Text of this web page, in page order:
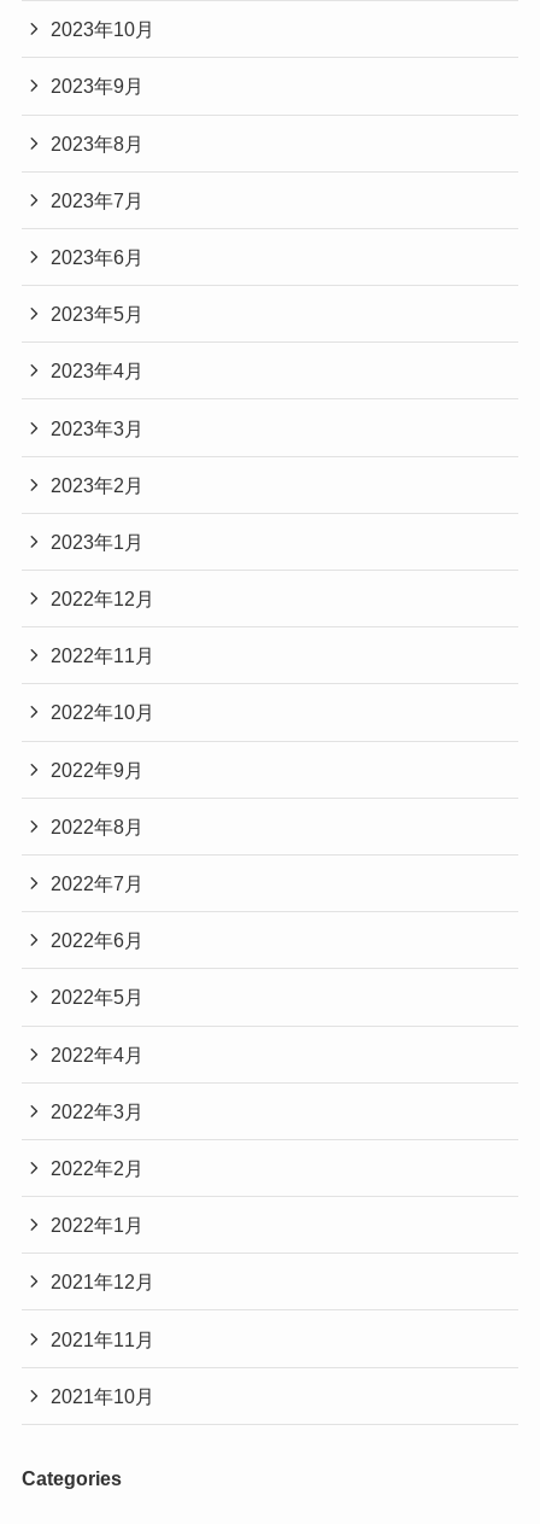
2023年10月
2023年9月
2023年8月
2023年7月
2023年6月
2023年5月
2023年4月
2023年3月
2023年2月
2023年1月
2022年12月
2022年11月
2022年10月
2022年9月
2022年8月
2022年7月
2022年6月
2022年5月
2022年4月
2022年3月
2022年2月
2022年1月
2021年12月
2021年11月
2021年10月
Categories